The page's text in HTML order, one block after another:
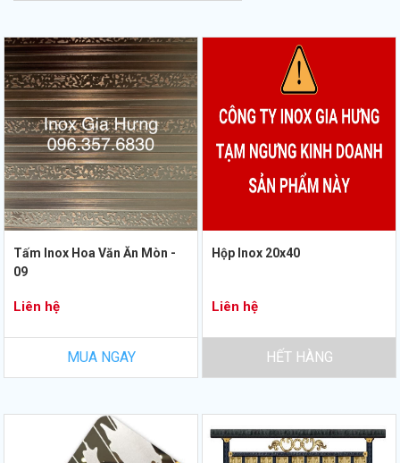
Tấm Inox Hoa Văn Ăn Mòn -
09
Liên hệ
MUA NGAY
Hộp Inox 20x40
Liên hệ
HẾT HÀNG